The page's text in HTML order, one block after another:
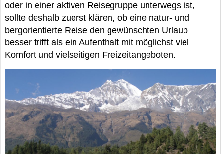
oder in einer aktiven Reisegruppe unterwegs ist,
sollte deshalb zuerst klären, ob eine natur- und
bergorientierte Reise den gewünschten Urlaub
besser trifft als ein Aufenthalt mit möglichst viel
Komfort und vielseitigen Freizeitangeboten.